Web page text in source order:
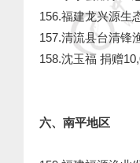
156.福建龙兴源生
157.清流县台清锋
158.沈玉福 捐赠
六、南平地区